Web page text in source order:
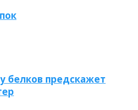
белков предскажет